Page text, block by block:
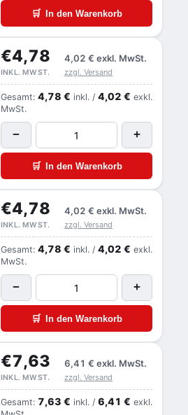
🛒 In den Warenkorb
€4,78 4,02 € exkl. MwSt.
INKL. MWST. zzgl. Versand
Gesamt: 4,78 € inkl. / 4,02 € exkl.
MwSt.
− +
🛒 In den Warenkorb
€4,78 4,02 € exkl. MwSt.
INKL. MWST. zzgl. Versand
Gesamt: 4,78 € inkl. / 4,02 € exkl.
MwSt.
− +
🛒 In den Warenkorb
€7,63 6,41 € exkl. MwSt.
INKL. MWST. zzgl. Versand
Gesamt: 7,63 € inkl. / 6,41 € exkl.